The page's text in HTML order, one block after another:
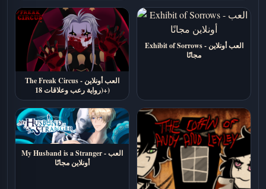
The Freak Circus - العب أونلاين
(رواية رعب وعلاقات 18+)
Exhibit of Sorrows - العب أونلاين
مجانًا
My Husband is a Stranger - العب
أونلاين مجانًا